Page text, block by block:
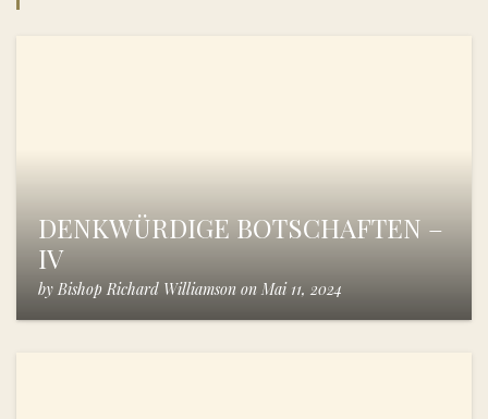
DENKWÜRDIGE BOTSCHAFTEN –
IV
by Bishop Richard Williamson on Mai 11, 2024